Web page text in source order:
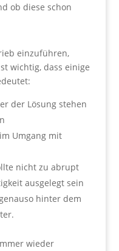
ob diese schon
einzuführen,
wichtig, dass einige
der Lösung stehen
Umgang mit
nicht zu abrupt
ausgelegt sein
hinter dem
wieder